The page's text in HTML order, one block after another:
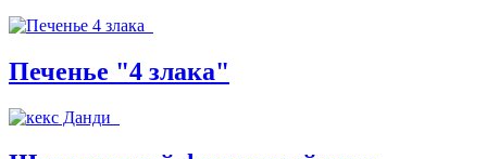
Печенье "4 злака"